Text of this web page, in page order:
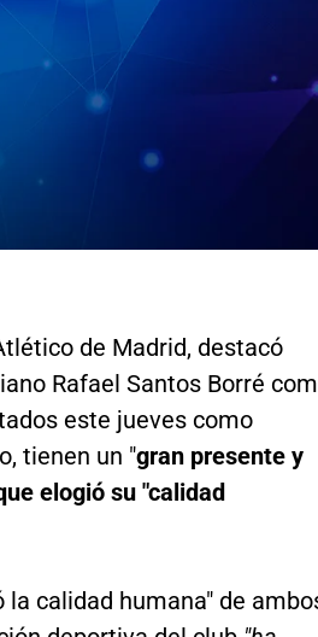
de Madrid, destacó
Rafael Santos Borré
este jueves como
tienen un "gran presente y
elogió su "calidad
calidad humana" de